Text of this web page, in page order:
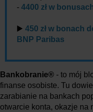
- 4400 zł w
▶️ 450 zł w bonach
BNP Paribas
Bankobranie® - to mój
finanse osobiste. Tu
zarabianie na bankach
otwarcie konta, okazje na